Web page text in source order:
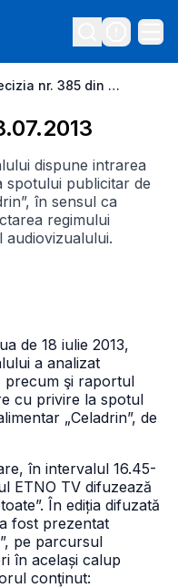
Decizia nr. 385 din 18.07.2013
dispune intrarea
spotului publicitar de
în sensul ca
regimului
audiovizualului.
de 18 iulie 2013,
a analizat
precum şi raportul
cu privire la spotul
„Celadrin”, de
în intervalul 16.45-
ETNO TV difuzează
În ediția difuzată
fost prezentat
pe parcursul
în același calup
conţinut: